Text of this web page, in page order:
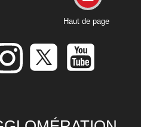
Haut de page